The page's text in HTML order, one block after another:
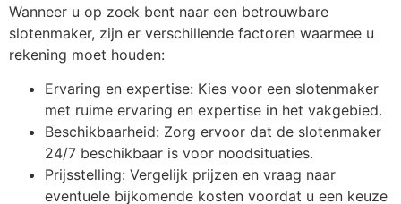
Wanneer u op zoek bent naar een betrouwbare
slotenmaker, zijn er verschillende factoren waarmee u
rekening moet houden:
Ervaring en expertise: Kies voor een slotenmaker
met ruime ervaring en expertise in het vakgebied.
Beschikbaarheid: Zorg ervoor dat de slotenmaker
24/7 beschikbaar is voor noodsituaties.
Prijsstelling: Vergelijk prijzen en vraag naar
eventuele bijkomende kosten voordat u een keuze